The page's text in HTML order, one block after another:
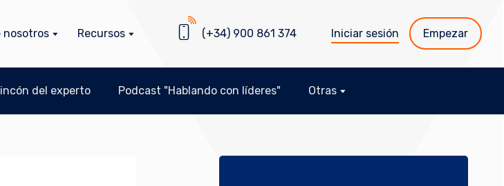
nosotros Recursos (+34) 900 861 374 Iniciar sesión Empezar
del experto Podcast "Hablando con líderes" Otras